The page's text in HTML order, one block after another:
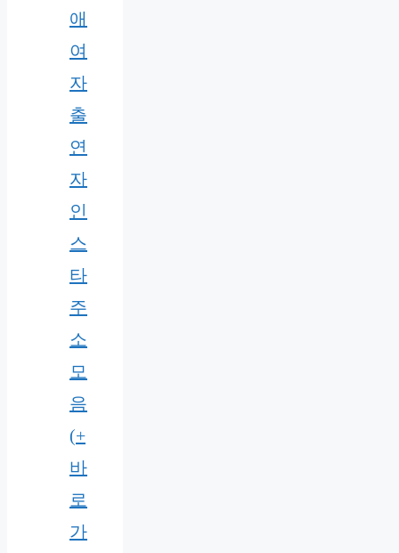
애
여
자
출
연
자
인
스
타
주
소
모
음
(+
바
로
가